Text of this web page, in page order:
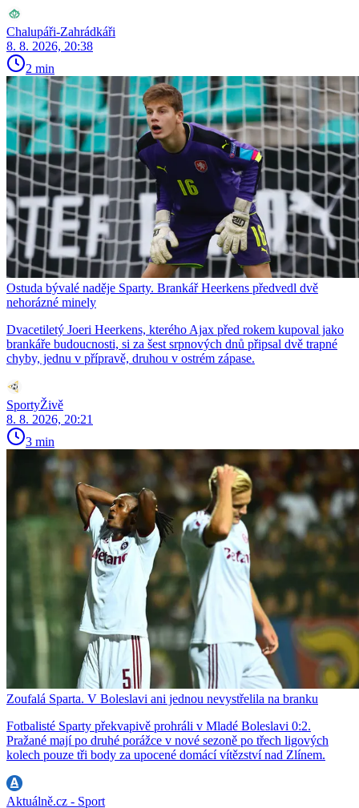
Chalupáři-Zahrádkáři
8. 8. 2026, 20:38
2 min
Ostuda bývalé naděje Sparty. Brankář Heerkens předvedl dvě
nehorázné minely
Dvacetiletý Joeri Heerkens, kterého Ajax před rokem kupoval jako
brankáře budoucnosti, si za šest srpnových dnů připsal dvě trapné
chyby, jednu v přípravě, druhou v ostrém zápase.
SportyŽivě
8. 8. 2026, 20:21
3 min
Zoufalá Sparta. V Boleslavi ani jednou nevystřelila na branku
Fotbalisté Sparty překvapivě prohráli v Mladé Boleslavi 0:2.
Pražané mají po druhé porážce v nové sezoně po třech ligových
kolech pouze tři body za upocené domácí vítězství nad Zlínem.
Aktuálně.cz - Sport